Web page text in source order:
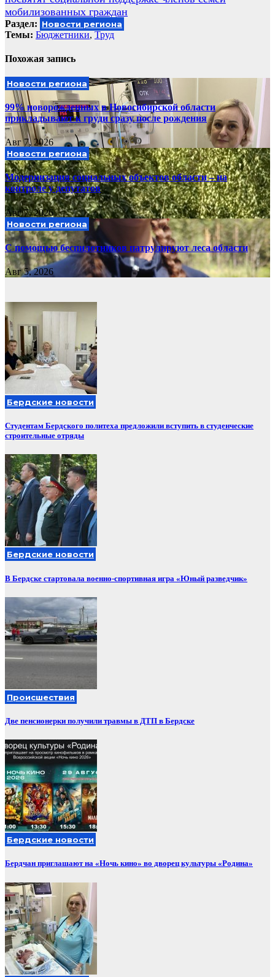
мобилизованных граждан
Раздел: Новости региона
Темы: Бюджетники, Труд
Похожая запись
Новости региона
99% новорожденных в Новосибирской области
прикладывают к груди сразу после рождения
Авг 7, 2026
Новости региона
Модернизация социальных объектов области – на
контроле у депутатов
Авг 7, 2026
Новости региона
С помощью беспилотников патрулируют леса области
Авг 5, 2026
Бердские новости
Студентам Бердского политеха предложили вступить в студенческие
строительные отряды
Бердские новости
В Бердске стартовала военно-спортивная игра «Юный разведчик»
Происшествия
Две пенсионерки получили травмы в ДТП в Бердске
Бердские новости
Бердчан приглашают на «Ночь кино» во дворец культуры «Родина»